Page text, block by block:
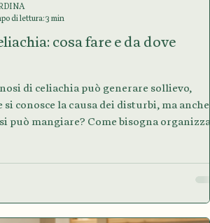
cosa fare e da dove
di celiachia può generare sollievo,
può mangiare? Come bisogna
predisposte. Secondo